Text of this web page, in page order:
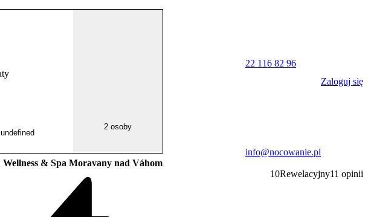
2 osoby
22 116 82 96
info@nocowanie.pl
Zaloguj się
Wellness & Spa Moravany nad Váhom
10Rewelacyjny11 opinii